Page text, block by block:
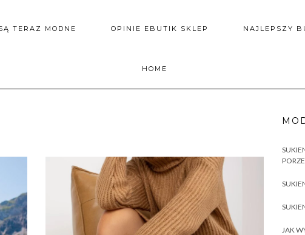
TERAZ MODNE OPINIE EBUTIK SKLEP NAJLEPSZY
HOME
JAK